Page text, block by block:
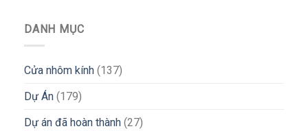
DANH MỤC
Cửa nhôm kính (137)
Dự Án (179)
Dự án đã hoàn thành (27)